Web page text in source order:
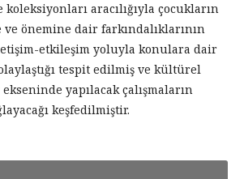
koleksiyonları aracılığıyla çocukların
önemine dair farkındalıklarının
etkileşim yoluyla konulara dair
tespit edilmiş ve kültürel
yapılacak çalışmaların
keşfedilmiştir.